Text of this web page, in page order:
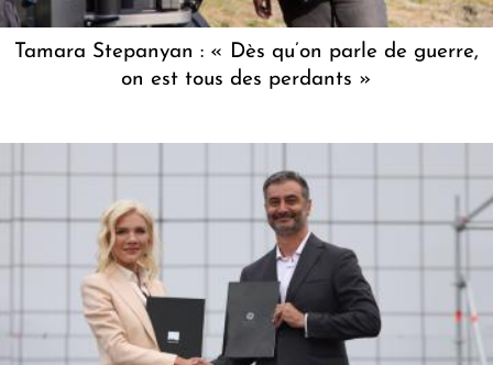
Tamara Stepanyan : « Dès qu’on parle de guerre,
on est tous des perdants »